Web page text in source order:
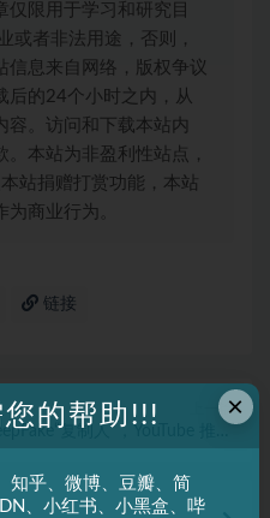
仅限用于学习和研究目
或者非法用途，否则，
信息来自网络，版权争议
后的24个小时之内，从
容。访问和下载本站内
本站为非盈利性站点，
站捐赠打赏功能，本站
商业行为。
链接
上一篇
复制人”，YouTube 推出
AI 面部相似度检测工具
×
的帮助!!!
知乎、微博、豆瓣、简
、小红书、小黑盒、哔